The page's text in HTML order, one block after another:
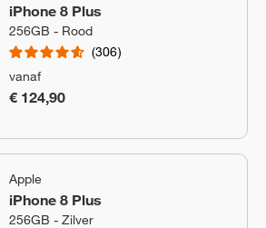
iPhone 8 Plus
256GB - Rood
306
vanaf
€ 124,90
Apple
iPhone 8 Plus
256GB - Zilver